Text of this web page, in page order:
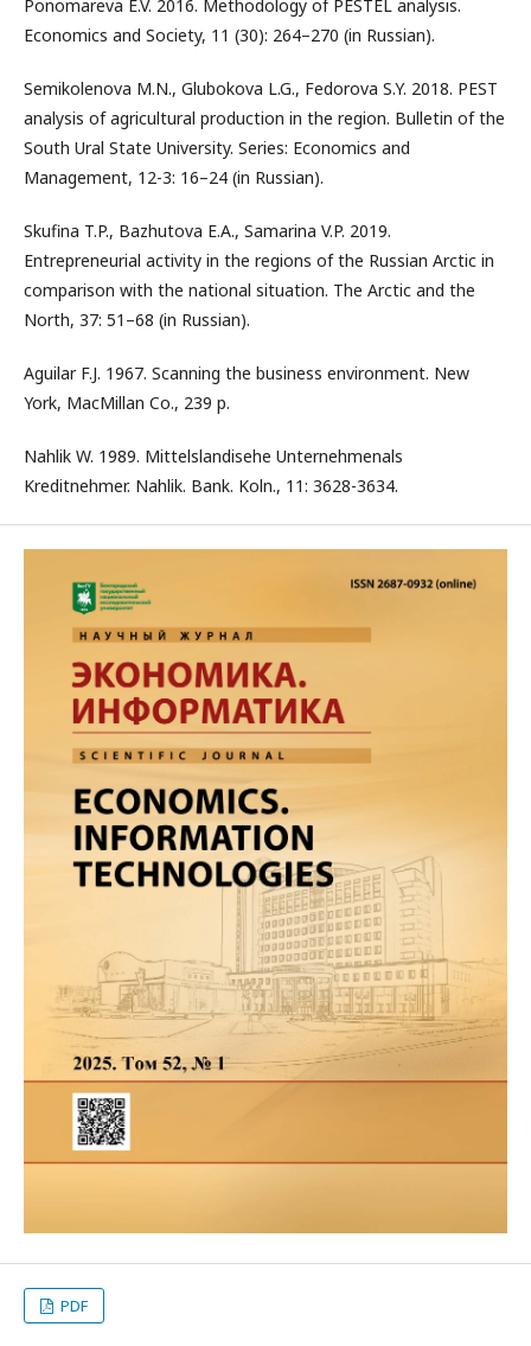
Ponomareva E.V. 2016. Methodology of PESTEL analysis.
Economics and Society, 11 (30): 264–270 (in Russian).
Semikolenova M.N., Glubokova L.G., Fedorova S.Y. 2018. PEST
analysis of agricultural production in the region. Bulletin of the
South Ural State University. Series: Economics and
Management, 12-3: 16–24 (in Russian).
Skufina T.P., Bazhutova E.A., Samarina V.P. 2019.
Entrepreneurial activity in the regions of the Russian Arctic in
comparison with the national situation. The Arctic and the
North, 37: 51–68 (in Russian).
Aguilar F.J. 1967. Scanning the business environment. New
York, MacMillan Co., 239 p.
Nahlik W. 1989. Mittelslandisehe Unternehmenals
Kreditnehmer. Nahlik. Bank. Koln., 11: 3628-3634.
PDF